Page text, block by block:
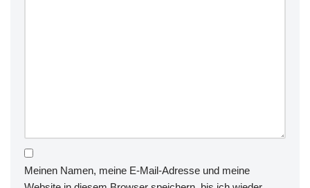
Meinen Namen, meine E-Mail-Adresse und meine